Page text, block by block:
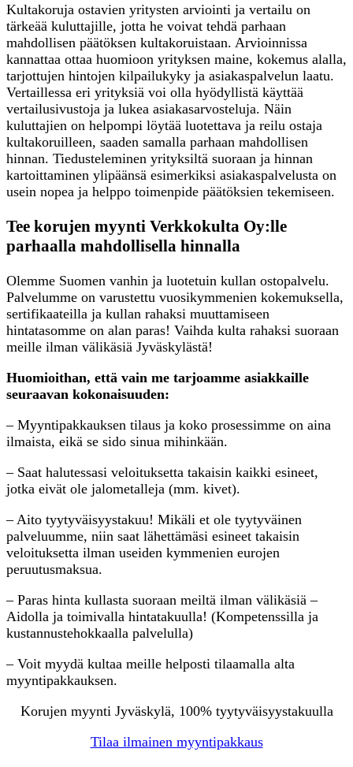
Kultakoruja ostavien yritysten arviointi ja vertailu on
tärkeää kuluttajille, jotta he voivat tehdä parhaan
mahdollisen päätöksen kultakoruistaan. Arvioinnissa
kannattaa ottaa huomioon yrityksen maine, kokemus alalla,
tarjottujen hintojen kilpailukyky ja asiakaspalvelun laatu.
Vertaillessa eri yrityksiä voi olla hyödyllistä käyttää
vertailusivustoja ja lukea asiakasarvosteluja. Näin
kuluttajien on helpompi löytää luotettava ja reilu ostaja
kultakoruilleen, saaden samalla parhaan mahdollisen
hinnan. Tiedusteleminen yrityksiltä suoraan ja hinnan
kartoittaminen ylipäänsä esimerkiksi asiakaspalvelusta on
usein nopea ja helppo toimenpide päätöksien tekemiseen.
Tee korujen myynti Verkkokulta Oy:lle
parhaalla mahdollisella hinnalla
Olemme Suomen vanhin ja luotetuin kullan ostopalvelu.
Palvelumme on varustettu vuosikymmenien kokemuksella,
sertifikaateilla ja kullan rahaksi muuttamiseen
hintatasomme on alan paras! Vaihda kulta rahaksi suoraan
meille ilman välikäsiä Jyväskylästä!
Huomioithan, että vain me tarjoamme asiakkaille
seuraavan kokonaisuuden:
– Myyntipakkauksen tilaus ja koko prosessimme on aina
ilmaista, eikä se sido sinua mihinkään.
– Saat halutessasi veloituksetta takaisin kaikki esineet,
jotka eivät ole jalometalleja (mm. kivet).
– Aito tyytyväisyystakuu! Mikäli et ole tyytyväinen
palveluumme, niin saat lähettämäsi esineet takaisin
veloituksetta ilman useiden kymmenien eurojen
peruutusmaksua.
– Paras hinta kullasta suoraan meiltä ilman välikäsiä –
Aidolla ja toimivalla hintatakuulla! (Kompetenssilla ja
kustannustehokkaalla palvelulla)
– Voit myydä kultaa meille helposti tilaamalla alta
myyntipakkauksen.
Korujen myynti Jyväskylä, 100% tyytyväisyystakuulla
Tilaa ilmainen myyntipakkaus